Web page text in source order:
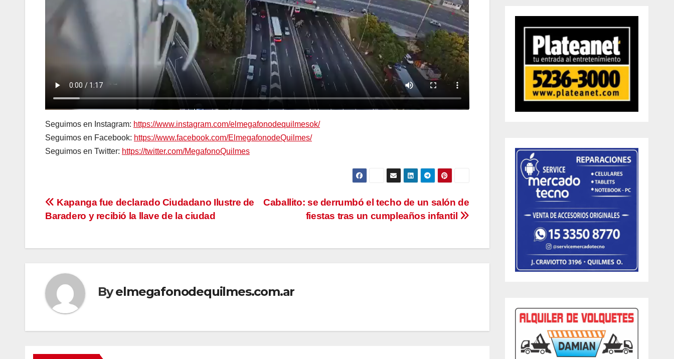
Seguimos en Instagram: https://www.instagram.com/elmegafonodequilmesok/
Seguimos en Facebook: https://www.facebook.com/ElmegafonodeQuilmes/
Seguimos en Twitter: https://twitter.com/MegafonoQuilmes
Navegación
entradas
Caballito: se derrumbó el techo de un salón de
fiestas tras un cumpleaños infantil
Kapanga fue declarado Ciudadano Ilustre de
Baradero y recibió la llave de la ciudad
Byelmegafonodequilmes.com.ar